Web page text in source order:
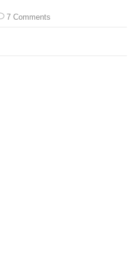
7 Comments